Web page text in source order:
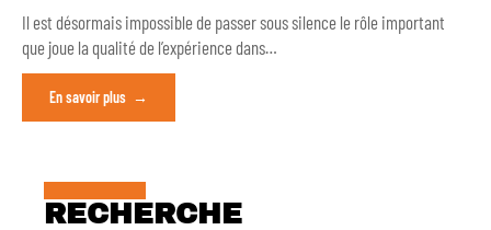
Il est désormais impossible de passer sous silence le rôle important
que joue la qualité de l’expérience dans…
En savoir plus
RECHERCHE